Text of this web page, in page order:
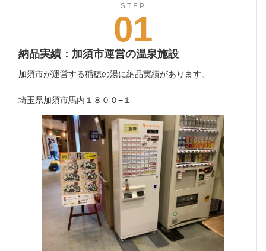
STEP
01
納品実績：加須市運営の温泉施設
加須市が運営する稲穂の湯に納品実績があります。
埼玉県加須市馬内１８００−１